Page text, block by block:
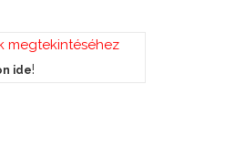
megtekintéséhez
ide!